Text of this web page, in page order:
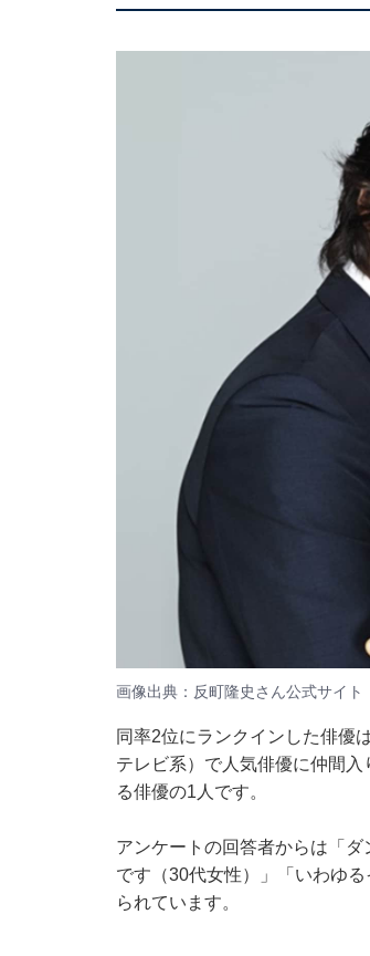
画像出典： 反町隆史さん公式サイト
同率2位にランクインした俳優
テレビ系）で人気俳優に仲間
る俳優の1人です。
アンケートの回答者からは「
です（30代女性）」「いわゆ
られています。